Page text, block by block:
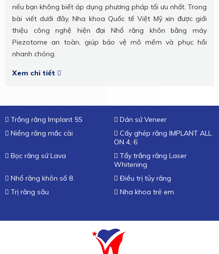
nếu bạn không biết áp dụng phương pháp tối ưu nhất. Trong
bài viết dưới đây, Nha khoa Quốc tế Việt Mỹ xin được giới
thiệu công nghệ hiện đại Nhổ răng khôn bằng máy
Piezotome an toàn, giúp bảo vệ mô mềm và phục hồi
nhanh chóng.
Xem chi tiết
Trồng răng Implant 5S
Dán sứ Veneer
Niềng răng mắc cài
Cấy ghép răng IMPLANT ALL
ON 4, 6
Bọc răng sứ Lava
Tẩy trắng răng Laser
Whitening
Nhổ răng khôn số 8
Điều trị tủy răng
Trị răng sâu
Nha khoa trẻ em